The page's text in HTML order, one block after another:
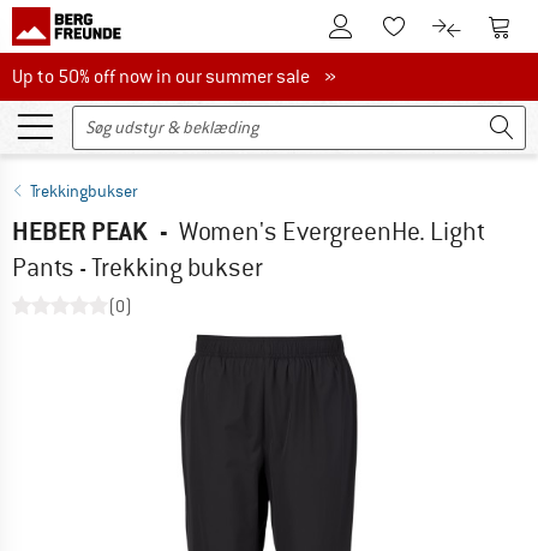
Til kundekontoenTil huskesedlen.
Til Til
Up to 50% off now in our summer sale
Up to 50% off now in our summer sale »
Trekkingbukser
HEBER PEAK - Women's EvergreenHe. Light
Pants - Trekking bukser
(0)